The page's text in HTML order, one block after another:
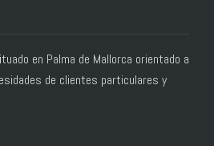
en Palma de Mallorca orientado a
de clientes particulares y